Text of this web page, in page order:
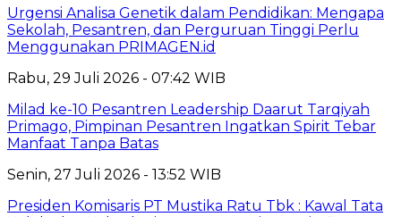
Urgensi Analisa Genetik dalam Pendidikan: Mengapa
Sekolah, Pesantren, dan Perguruan Tinggi Perlu
Menggunakan PRIMAGEN.id
Rabu, 29 Juli 2026 - 07:42 WIB
Milad ke-10 Pesantren Leadership Daarut Tarqiyah
Primago, Pimpinan Pesantren Ingatkan Spirit Tebar
Manfaat Tanpa Batas
Senin, 27 Juli 2026 - 13:52 WIB
Presiden Komisaris PT Mustika Ratu Tbk : Kawal Tata